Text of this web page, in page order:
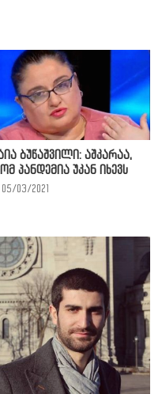
ბუწაშვილი: აშკარაა,
პანდემია უკან იხევს
05/03/2021